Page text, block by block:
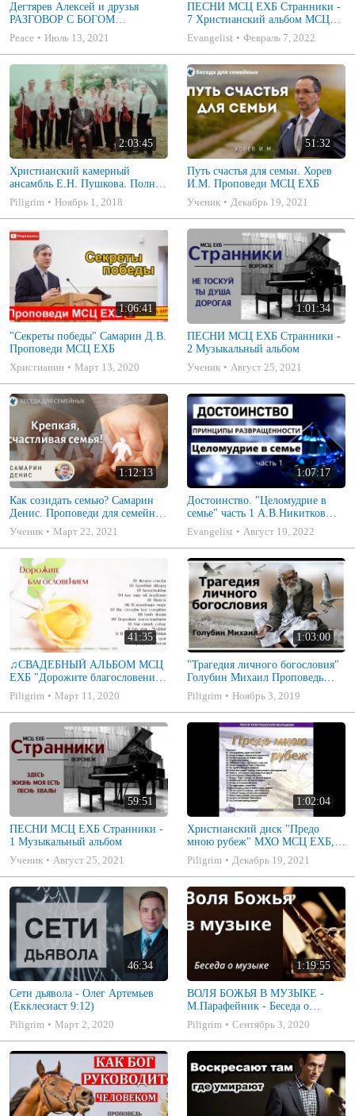
Дегтярев Алексей и друзья
РАЗГОВОР С БОГОМ
Христианские песни МСЦ ЕХБ
2021 (7я)
Peace Июль 13, 2021
ПЕСНИ МСЦ ЕХБ Странники -
7 Христианский альбом МСЦ
ЕХБ
Evangelist Февраль 7, 2022
2:03:45
Христианский камерный
ансамбль Е.Н. Пушкова. Полное
собрание
Piligrim Ноябрь 1, 2018
51:32
Путь счастья для семьи. Хорев
И.М. Проповеди МСЦ ЕХБ
Ученик
Декабрь 19, 2021
1:06:41
"Секреты победы" Самарин Д.В.
Проповеди МСЦ ЕХБ
Христианин
Март 13, 2020
1:01:34
ПЕСНИ МСЦ ЕХБ Странники -
2 Музыкальный альбом
Ученик
Август 25, 2021
1:12:13
Как созидать семью? Самарин
Денис. Проповеди для семейных
МСЦ ЕХБ
Ученик Март 22, 2021
1:07:17
Достоинство. "Целомудрие в
семье" часть 1 А.В.Никитков
Беседа для семейных МСЦ ЕХБ
Evangelist Август 19, 2022
41:35
♫СВАДЕБНЫЙ АЛЬБОМ МСЦ
ЕХБ "Дорожите благословением
- Христианские песни.
Музыкальный диск. Псалмы
Piligrim Март 11, 2020
1:03:00
"Трагедия личного богословия"
Голубин Михаил Проповедь
2019
Piligrim Ноябрь 3, 2019
59:51
ПЕСНИ МСЦ ЕХБ Странники -
1 Музыкальный альбом
Ученик
Август 25, 2021
1:02:04
Христианский диск "Предо
мною рубеж" МХО МСЦ ЕХБ,
музыкальный альбом, пение,
музыка
Piligrim Декабрь 19, 2021
46:34
Сети дьявола - Олег Артемьев
(Екклесиаст 9:12)
Piligrim
Март 2, 2020
1:19:55
ВОЛЯ БОЖЬЯ В МУЗЫКЕ -
М.Парафейник - Беседа о
музыке 2
Piligrim Сентябрь 3, 2020